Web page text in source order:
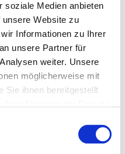
soziale Medien anbieten
Website zu
Informationen zu Ihrer
unsere Partner für
weiter. Unsere
möglicherweise mit
Sie ihnen bereitgestellt
gefunden!